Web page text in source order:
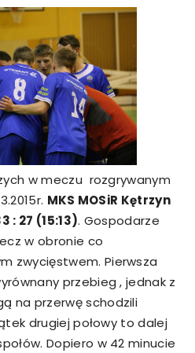
w meczu rozgrywanym
MKS MOSiR Kętrzyn
: 27 (15:13). Gospodarze
w obronie co
zwycięstwem. Pierwsza
przebieg , jednak z
na przerwę schodzili
drugiej połowy to dalej
Dopiero w 42 minucie